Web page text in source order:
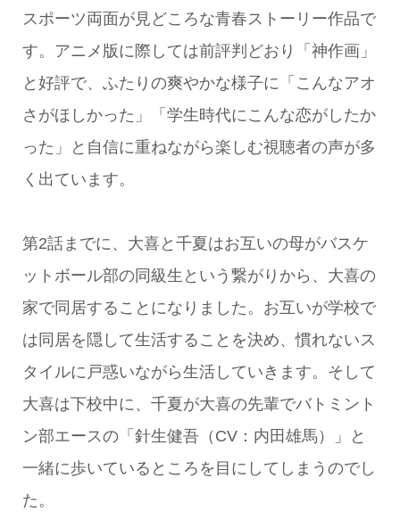
スポーツ両面が見どころな青春ストーリー作品で
す。アニメ版に際しては前評判どおり「神作画」
と好評で、ふたりの爽やかな様子に「こんなアオ
さがほしかった」「学生時代にこんな恋がしたか
った」と自信に重ねながら楽しむ視聴者の声が多
く出ています。
第2話までに、大喜と千夏はお互いの母がバスケ
ットボール部の同級生という繋がりから、大喜の
家で同居することになりました。お互いが学校で
は同居を隠して生活することを決め、慣れないス
タイルに戸惑いながら生活していきます。そして
大喜は下校中に、千夏が大喜の先輩でバトミント
ン部エースの「針生健吾（CV：内田雄馬）」と
一緒に歩いているところを目にしてしまうのでし
た。